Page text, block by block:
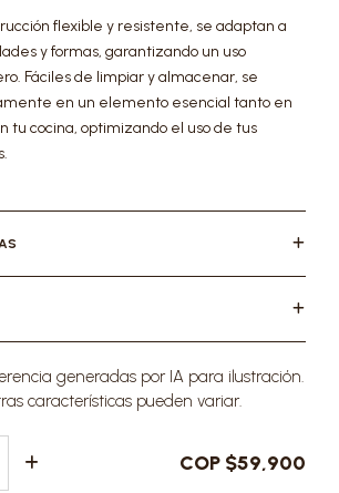
flexible y resistente, se adaptan a
y formas, garantizando un uso
Fáciles de limpiar y almacenar, se
en un elemento esencial tanto en
tu cocina, optimizando el uso de tus
generadas por IA para ilustración.
características pueden variar.
COP $59,900